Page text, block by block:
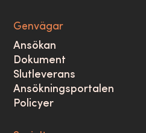
Genvägar
Ansökan
Dokument
Slutleverans
Ansökningsportalen
Policyer